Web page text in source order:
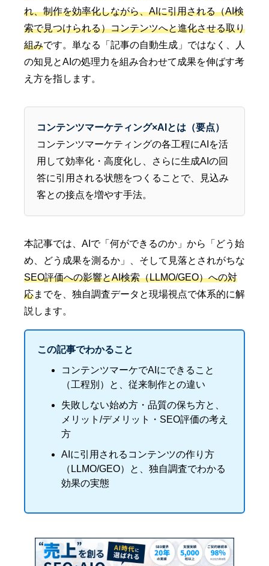
れ、制作を効率化しながら、AIに引用される（AI検
索で見つけられる）コンテンツへと進化させる取り
組みです。単なる「記事の自動生成」ではなく、人
の知見とAIの処理力を組み合わせて成果を伸ばす考
え方を指します。
コンテンツマーケティング×AIとは（要点）
コンテンツマーケティングの各工程にAIを活
用して効率化・高度化し、さらに生成AIの回
答に引用される状態をつくることで、見込み
客との接点を増やす手法。
本記事では、AIで「何ができるのか」から「どう始
め、どう成果を測るか」、そして見落とされがちな
SEO評価への影響とAI検索（LLMO/GEO）への対
応までを、独自調査データと現場視点で体系的に解
説します。
この記事でわかること
コンテンツマーケでAIにできること
（工程別）と、従来制作との違い
失敗しない始め方・品質の保ち方と、
メリット/デメリット・SEO評価の考え
方
AIに引用されるコンテンツの作り方
（LLMO/GEO）と、独自調査でわかる
効果の実態